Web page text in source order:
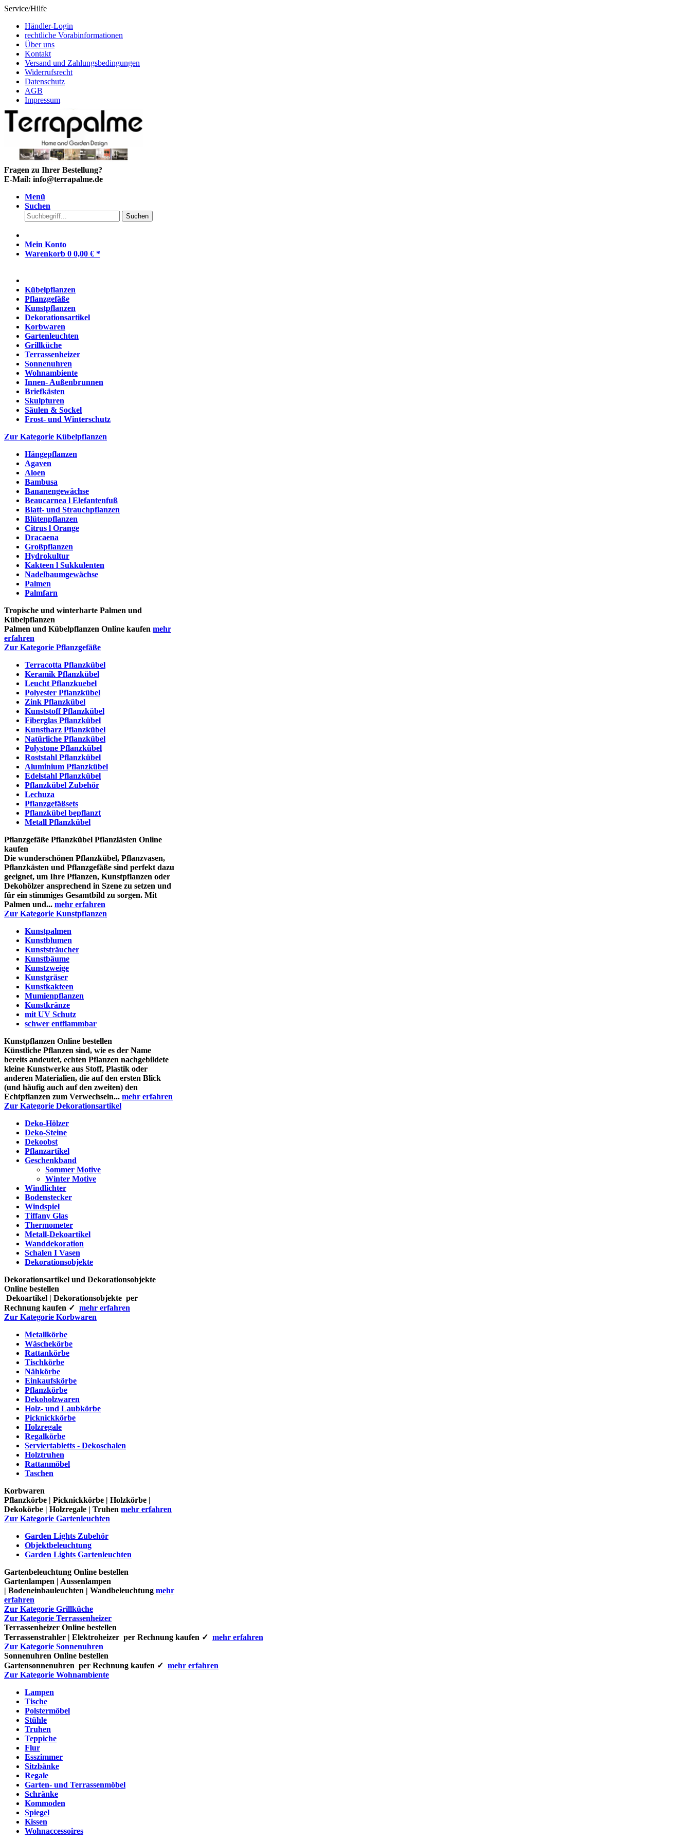
Service/Hilfe
Händler-Login
rechtliche Vorabinformationen
Über uns
Kontakt
Versand und Zahlungsbedingungen
Widerrufsrecht
Datenschutz
AGB
Impressum
Fragen zu Ihrer Bestellung?
E-Mail: info@terrapalme.de
Menü
Suchen
Suchen
Mein Konto
Warenkorb 0 0,00 € *
Kübelpflanzen
Pflanzgefäße
Kunstpflanzen
Dekorationsartikel
Korbwaren
Gartenleuchten
Grillküche
Terrassenheizer
Sonnenuhren
Wohnambiente
Innen- Außenbrunnen
Briefkästen
Skulpturen
Säulen & Sockel
Frost- und Winterschutz
Zur Kategorie Kübelpflanzen
Hängepflanzen
Agaven
Aloen
Bambusa
Bananengewächse
Beaucarnea l Elefantenfuß
Blatt- und Strauchpflanzen
Blütenpflanzen
Citrus l Orange
Dracaena
Großpflanzen
Hydrokultur
Kakteen l Sukkulenten
Nadelbaumgewächse
Palmen
Palmfarn
Tropische und winterharte Palmen und
Kübelpflanzen
Palmen und Kübelpflanzen Online kaufen mehr
erfahren
Zur Kategorie Pflanzgefäße
Terracotta Pflanzkübel
Keramik Pflanzkübel
Leucht Pflanzkuebel
Polyester Pflanzkübel
Zink Pflanzkübel
Kunststoff Pflanzkübel
Fiberglas Pflanzkübel
Kunstharz Pflanzkübel
Natürliche Pflanzkübel
Polystone Pflanzkübel
Roststahl Pflanzkübel
Aluminium Pflanzkübel
Edelstahl Pflanzkübel
Pflanzkübel Zubehör
Lechuza
Pflanzgefäßsets
Pflanzkübel bepflanzt
Metall Pflanzkübel
Pflanzgefäße Pflanzkübel Pflanzlästen Online
kaufen
Die wunderschönen Pflanzkübel, Pflanzvasen,
Pflanzkästen und Pflanzgefäße sind perfekt dazu
geeignet, um Ihre Pflanzen, Kunstpflanzen oder
Dekohölzer ansprechend in Szene zu setzen und
für ein stimmiges Gesamtbild zu sorgen. Mit
Palmen und... mehr erfahren
Zur Kategorie Kunstpflanzen
Kunstpalmen
Kunstblumen
Kunststräucher
Kunstbäume
Kunstzweige
Kunstgräser
Kunstkakteen
Mumienpflanzen
Kunstkränze
mit UV Schutz
schwer entflammbar
Kunstpflanzen Online bestellen
Künstliche Pflanzen sind, wie es der Name
bereits andeutet, echten Pflanzen nachgebildete
kleine Kunstwerke aus Stoff, Plastik oder
anderen Materialien, die auf den ersten Blick
(und häufig auch auf den zweiten) den
Echtpflanzen zum Verwechseln... mehr erfahren
Zur Kategorie Dekorationsartikel
Deko-Hölzer
Deko-Steine
Dekoobst
Pflanzartikel
Geschenkband
Sommer Motive
Winter Motive
Windlichter
Bodenstecker
Windspiel
Tiffany Glas
Thermometer
Metall-Dekoartikel
Wanddekoration
Schalen I Vasen
Dekorationsobjekte
Dekorationsartikel und Dekorationsobjekte
Online bestellen
Dekoartikel | Dekorationsobjekte per
Rechnung kaufen ✓ mehr erfahren
Zur Kategorie Korbwaren
Metallkörbe
Wäschekörbe
Rattankörbe
Tischkörbe
Nähkörbe
Einkaufskörbe
Pflanzkörbe
Dekoholzwaren
Holz- und Laubkörbe
Picknickkörbe
Holzregale
Regalkörbe
Serviertabletts - Dekoschalen
Holztruhen
Rattanmöbel
Taschen
Korbwaren
Pflanzkörbe | Picknickkörbe | Holzkörbe |
Dekokörbe | Holzregale | Truhen mehr erfahren
Zur Kategorie Gartenleuchten
Garden Lights Zubehör
Objektbeleuchtung
Garden Lights Gartenleuchten
Gartenbeleuchtung Online bestellen
Gartenlampen | Aussenlampen
| Bodeneinbauleuchten | Wandbeleuchtung mehr
erfahren
Zur Kategorie Grillküche
Zur Kategorie Terrassenheizer
Terrassenheizer Online bestellen
Terrassenstrahler | Elektroheizer per Rechnung kaufen ✓ mehr erfahren
Zur Kategorie Sonnenuhren
Sonnenuhren Online bestellen
Gartensonnenuhren per Rechnung kaufen ✓ mehr erfahren
Zur Kategorie Wohnambiente
Lampen
Tische
Polstermöbel
Stühle
Truhen
Teppiche
Flur
Esszimmer
Sitzbänke
Regale
Garten- und Terrassenmöbel
Schränke
Kommoden
Spiegel
Kissen
Wohnaccessoires